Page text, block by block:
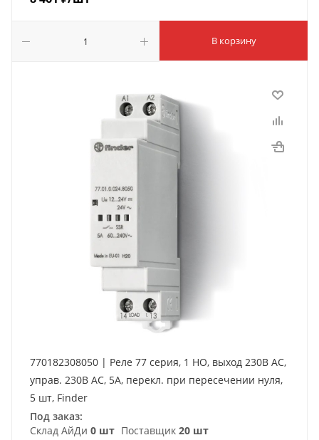
В корзину
770182308050 | Реле 77 серия, 1 НО, выход 230В AC,
управ. 230В AC, 5А, перекл. при пересечении нуля,
5 шт, Finder
Под заказ:
Склад АйДи 0 шт Поставщик 20 шт